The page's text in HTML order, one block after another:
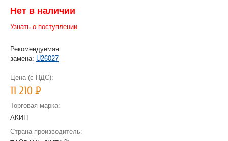
Нет в наличии
Узнать о поступлении
Рекомендуемая
замена: U26027
Цена (с НДС):
11 210Р
Торговая марка:
АКИП
Страна производитель: